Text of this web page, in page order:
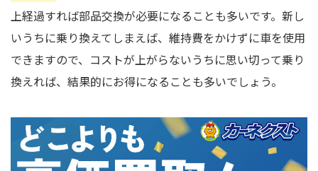
上経過すれば部品交換が必要になることも多いです。新し
いうちに乗り換えてしまえば、維持費をかけずに車を使用
できますので、コストが上がらないうちに思い切って乗り
換えれば、結果的にお得になることも多いでしょう。